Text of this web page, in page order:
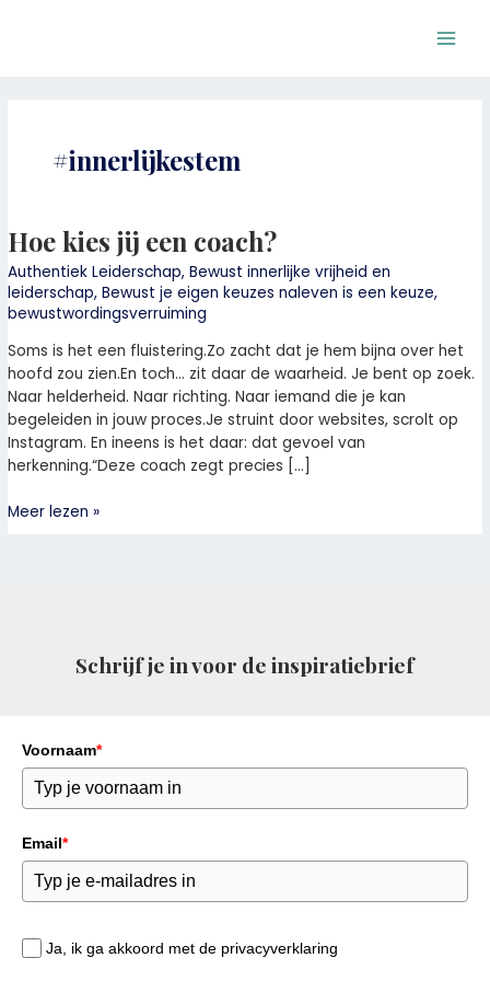
#innerlijkestem
Hoe kies jij een coach?
Authentiek Leiderschap,Bewust innerlijke vrijheid en
leiderschap,Bewust je eigen keuzes naleven is een keuze,
bewustwordingsverruiming
Soms is het een fluistering.Zo zacht dat je hem bijna over het
hoofd zou zien.En toch… zit daar de waarheid. Je bent op zoek.
Naar helderheid. Naar richting. Naar iemand die je kan
begeleiden in jouw proces.Je struint door websites, scrolt op
Instagram. En ineens is het daar: dat gevoel van
herkenning.“Deze coach zegt precies […]
Hoe
kies
jij
een
Meer lezen »
Schrijf je in voor de inspiratiebrief
Voornaam*
Email*
Ja, ik ga akkoord met de privacyverklaring